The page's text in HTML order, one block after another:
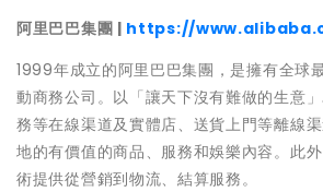
阿里巴巴集團 | https://
1999年成立的阿里巴巴集團，是擁有全球
動商務公司。以「讓天下沒有難做的生意
務等在線渠道及實體店、送貨上門等離線
地的有價值的商品、服務和娛樂內容。此
術提供從營銷到物流、結算服務。